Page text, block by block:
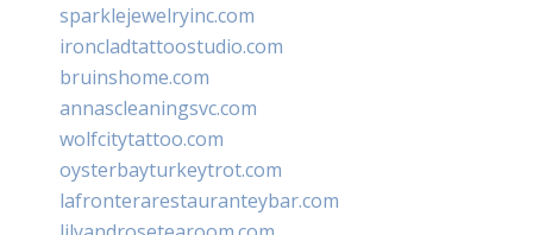
sparklejewelryinc.com
ironcladtattoostudio.com
bruinshome.com
annascleaningsvc.com
wolfcitytattoo.com
oysterbayturkeytrot.com
lafronterarestauranteybar.com